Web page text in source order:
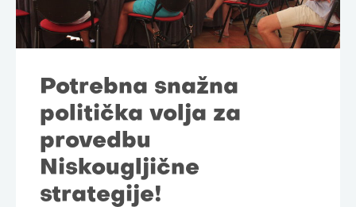
Potrebna snažna
politička volja za
provedbu
Niskougljične
strategije!